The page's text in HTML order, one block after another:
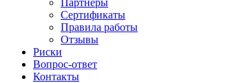
Партнеры
Сертификаты
Правила работы
Отзывы
Риски
Вопрос-ответ
Контакты